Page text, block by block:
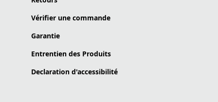
Vérifier une commande
Garantie
Entrentien des Produits
Declaration d'accessibilité